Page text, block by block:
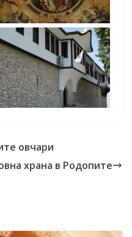
овчари
храна в Родопите